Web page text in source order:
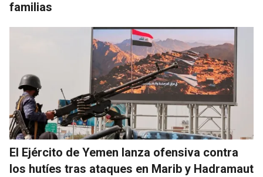
familias
El Ejército de Yemen lanza ofensiva contra
los hutíes tras ataques en Marib y Hadramaut